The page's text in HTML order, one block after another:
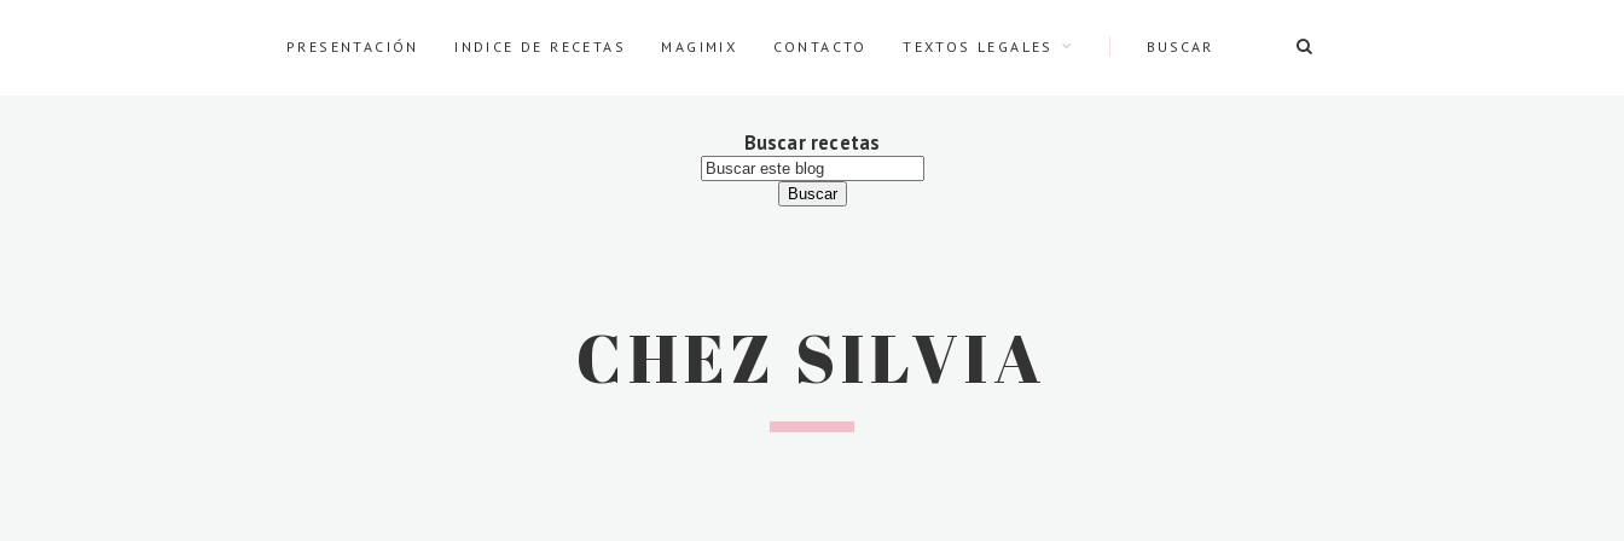
PRESENTACIÓN INDICE DE RECETAS MAGIMIX CONTACTO TEXTOS LEGALES
Buscar recetas
CHEZ SILVIA